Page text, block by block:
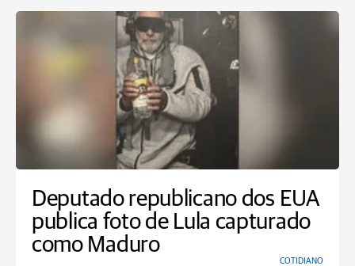
Deputado republicano dos EUA
publica foto de Lula capturado
como Maduro
COTIDIANO